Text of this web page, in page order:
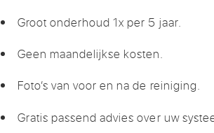
Groot onderhoud 1x per 5 jaar.
Geen maandelijkse kosten.
Foto’s van voor en na de reiniging.
Gratis passend advies over uw